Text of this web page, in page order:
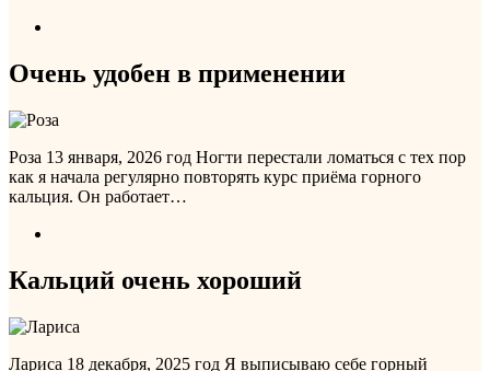
Очень удобен в применении
Роза 13 января, 2026 год Ногти перестали ломаться с тех пор
как я начала регулярно повторять курс приёма горного
кальция. Он работает…
Кальций очень хороший
Лариса 18 декабря, 2025 год Я выписываю себе горный